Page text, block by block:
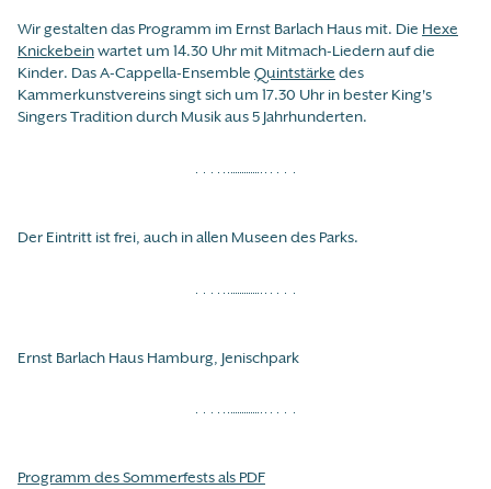
Wir gestalten das Programm im Ernst Barlach Haus mit. Die Hexe
Knickebeinwartet um 14.30 Uhr mit Mitmach-Liedern auf die
Kinder. Das A-Cappella-Ensemble Quintstärke des
Kammerkunstvereins singt sich um 17.30 Uhr in bester King's
Singers Tradition durch Musik aus 5 Jahrhunderten.
Der Eintritt ist frei, auch in allen Museen des Parks.
Ernst Barlach Haus Hamburg, Jenischpark
Programm des Sommerfests als PDF